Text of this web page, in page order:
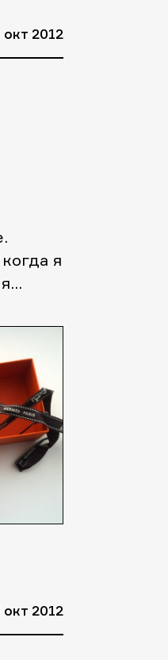
окт 2012
я
окт 2012